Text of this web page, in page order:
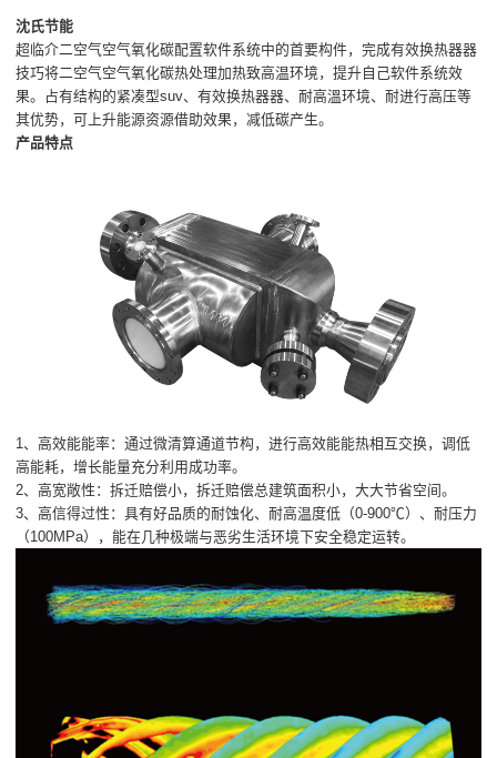
沈氏节能
超临介二空气空气氧化碳配置软件系统中的首要构件，完成有效换热器器
技巧将二空气空气氧化碳热处理加热致高温环境，提升自己软件系统效
果。占有结构的紧凑型suv、有效换热器器、耐高溫环境、耐进行高压等
其优势，可上升能源资源借助效果，减低碳产生。
产品特点
1、高效能能率：通过微清算通道节构，进行高效能能热相互交换，调低
高能耗，增长能量充分利用成功率。
2、高宽敞性：拆迁赔偿小，拆迁赔偿总建筑面积小，大大节省空间。
3、高信得过性：具有好品质的耐蚀化、耐高温度低（0-900℃）、耐压力
（100MPa），能在几种极端与恶劣生活环境下安全稳定运转。